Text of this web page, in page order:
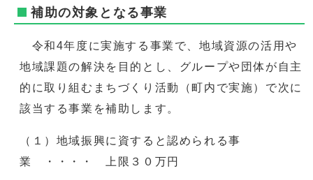
補助の対象となる事業
令和4年度に実施する事業で、地域資源の活用や
地域課題の解決を目的とし、グループや団体が自主
的に取り組むまちづくり活動（町内で実施）で次に
該当する事業を補助します。
（１）地域振興に資すると認められる事
業 ・・・・ 上限３０万円